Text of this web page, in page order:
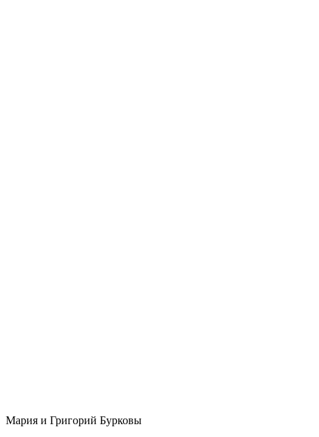
Мария и Григорий Бурковы